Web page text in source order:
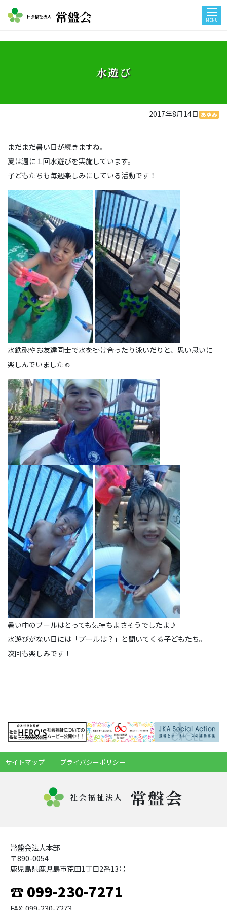
社会福祉法人 常盤会 MENU
水遊び
2017年8月14日 あゆみ
まだまだ暑い日が続きますね。
夏は週に１回水遊びを実施しています。
子どもたちも毎週楽しみにしている活動です！
水鉄砲やお友達同士で水を掛け合ったり泳いだりと、思い思いに
楽しんでいました☺
暑い中のプールはとっても気持ちよさそうでしたよ♪
水遊びがない日には「プールは？」と聞いてくる子どもたち。
次回も楽しみです！
サイトマップ プライバシーポリシー
社会福祉法人 常盤会
常盤会法人本部
〒890-0054
鹿児島県鹿児島市荒田1丁目2番13号
☎ 099-230-7271